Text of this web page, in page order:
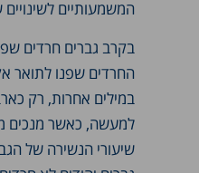
המשמעותיים
בקרב גברים חרדים
החרדים שפנו לתואר
במילים אחרות, רק
למעשה, כאשר מנכים